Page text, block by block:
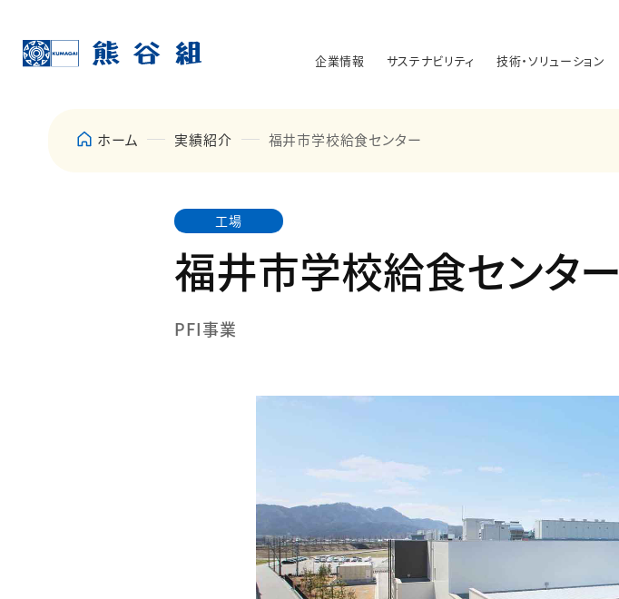
企業情報 サステナビリティ 技術・ソリューション
ホーム 実績紹介 福井市学校給食センター
工場
福井市学校給食センター
PFI事業